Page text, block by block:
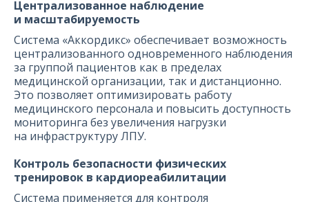
Централизованное наблюдение
и масштабируемость
Система «Аккордикс» обеспечивает возможность
централизованного одновременного наблюдения
за группой пациентов как в пределах
медицинской организации, так и дистанционно.
Это позволяет оптимизировать работу
медицинского персонала и повысить доступность
мониторинга без увеличения нагрузки
на инфраструктуру ЛПУ.
Контроль безопасности физических
тренировок в кардиореабилитации
Система применяется для контроля